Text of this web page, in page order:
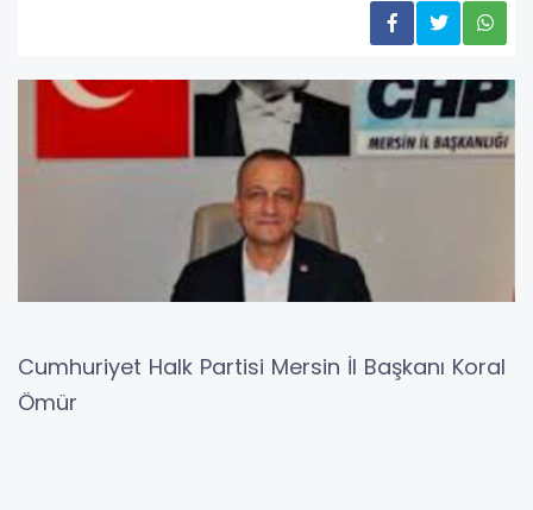
Cumhuriyet Halk Partisi Mersin İl Başkanı Koral
Ömür